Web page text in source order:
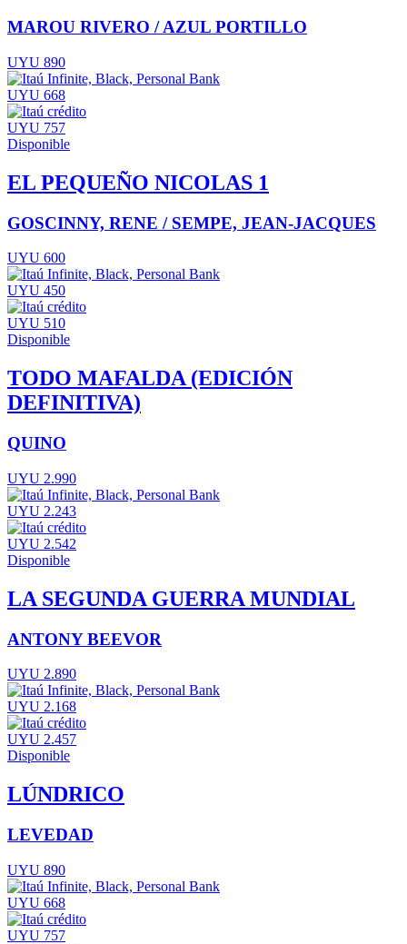
MAROU RIVERO / AZUL PORTILLO
UYU 890
UYU 668
UYU 757
Disponible
EL PEQUEÑO NICOLAS 1
GOSCINNY, RENE / SEMPE, JEAN-JACQUES
UYU 600
UYU 450
UYU 510
Disponible
TODO MAFALDA (EDICIÓN
DEFINITIVA)
QUINO
UYU 2.990
UYU 2.243
UYU 2.542
Disponible
LA SEGUNDA GUERRA MUNDIAL
ANTONY BEEVOR
UYU 2.890
UYU 2.168
UYU 2.457
Disponible
LÚNDRICO
LEVEDAD
UYU 890
UYU 668
UYU 757